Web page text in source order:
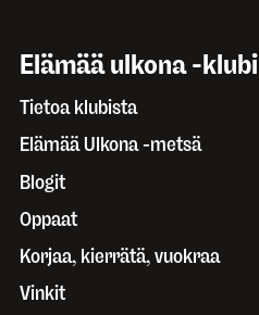
Elämää ulkona -klubi
Tietoa klubista
Elämää Ulkona -metsä
Blogit
Oppaat
Korjaa, kierrätä, vuokraa
Vinkit